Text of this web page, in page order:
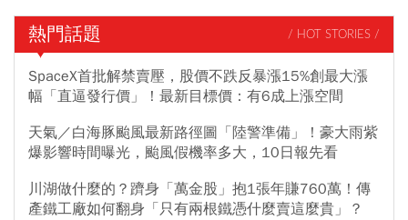
熱門話題 / HOT STORIES /
SpaceX首批解禁賣壓，股價不跌反暴漲15%創最大漲
幅「直逼發行價」！最新目標價：有6成上漲空間
天氣／白海豚颱風最新路徑圖「陸警準備」！豪大雨紫
爆影響時間曝光，颱風假機率多大，10日報先看
川湖做什麼的？躋身「萬金股」抱1張年賺760萬！傳
產鐵工廠如何翻身「只有兩根鐵憑什麼賣這麼貴」？